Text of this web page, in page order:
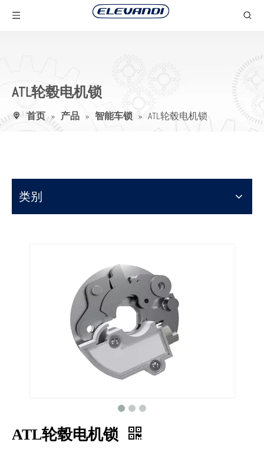
ATL轮毂电机锁
首页 » 产品 » 智能车锁 » ATL轮毂电机锁
类别
ATL轮毂电机锁